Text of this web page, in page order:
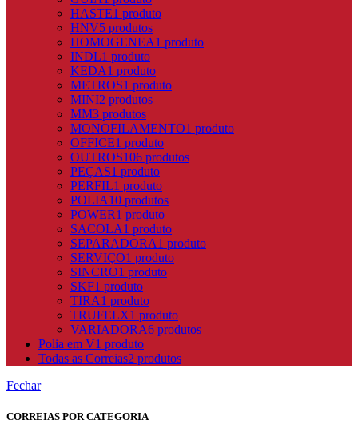
HASTE1 produto
HNV5 produtos
HOMOGENEA1 produto
INDL1 produto
KEDA1 produto
METROS1 produto
MINI2 produtos
MM3 produtos
MONOFILAMENTO1 produto
OFFICE1 produto
OUTROS106 produtos
PEÇAS1 produto
PERFIL1 produto
POLIA10 produtos
POWER1 produto
SACOLA1 produto
SEPARADORA1 produto
SERVIÇO1 produto
SINCRO1 produto
SKF1 produto
TIRA1 produto
TRUFELX1 produto
VARIADORA6 produtos
Polia em V1 produto
Todas as Correias2 produtos
Fechar
CORREIAS POR CATEGORIA